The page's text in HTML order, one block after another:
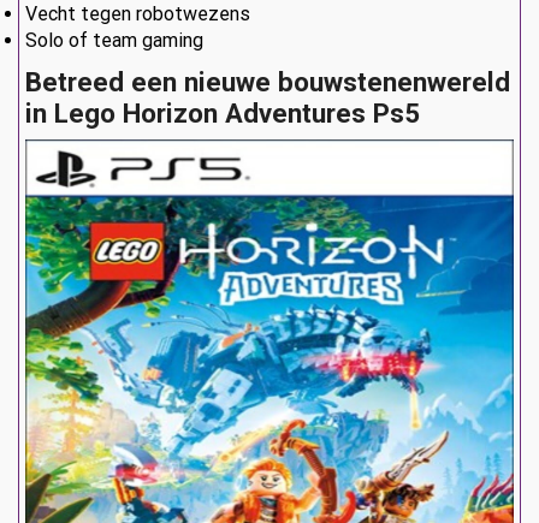
Vecht tegen robotwezens
Solo of team gaming
Betreed een nieuwe bouwstenenwereld
in Lego Horizon Adventures Ps5